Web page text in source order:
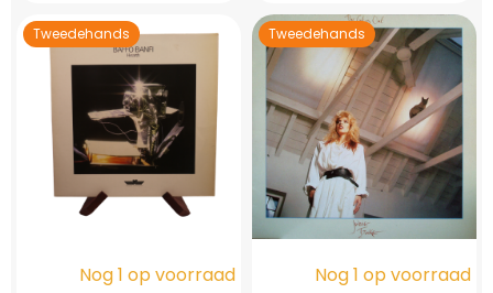
Tweedehands
Nog 1 op voorraad
Tweedehands
Nog 1 op voorraad